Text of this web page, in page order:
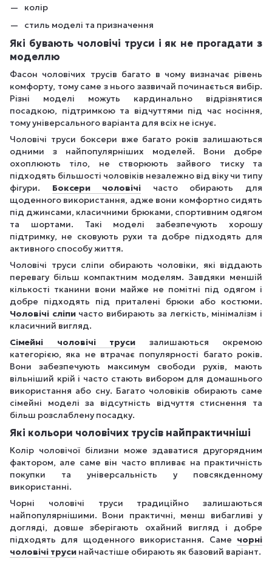
колір
стиль моделі та призначення
Які бувають чоловічі труси і як не прогадати з
моделлю
Фасон чоловічих трусів багато в чому визначає рівень
комфорту, тому саме з нього зазвичай починається вибір.
Різні моделі можуть кардинально відрізнятися
посадкою, підтримкою та відчуттями під час носіння,
тому універсального варіанта для всіх не існує.
Чоловічі труси боксери вже багато років залишаються
одними з найпопулярніших моделей. Вони добре
охоплюють тіло, не створюють зайвого тиску та
підходять більшості чоловіків незалежно від віку чи типу
фігури. Боксери чоловічі часто обирають для
щоденного використання, адже вони комфортно сидять
під джинсами, класичними брюками, спортивним одягом
та шортами. Такі моделі забезпечують хорошу
підтримку, не сковують рухи та добре підходять для
активного способу життя.
Чоловічі труси сліпи обирають чоловіки, які віддають
перевагу більш компактним моделям. Завдяки меншій
кількості тканини вони майже не помітні під одягом і
добре підходять під приталені брюки або костюми.
Чоловічі сліпичасто вибирають за легкість, мінімалізм і
класичний вигляд.
Сімейні чоловічі труси залишаються окремою
категорією, яка не втрачає популярності багато років.
Вони забезпечують максимум свободи рухів, мають
вільніший крій і часто стають вибором для домашнього
використання або сну. Багато чоловіків обирають саме
сімейні моделі за відсутність відчуття стиснення та
більш розслаблену посадку.
Які кольори чоловічих трусів найпрактичніші
Колір чоловічої білизни може здаватися другорядним
фактором, але саме він часто впливає на практичність
покупки та універсальність у повсякденному
використанні.
Чорні чоловічі труси традиційно залишаються
найпопулярнішими. Вони практичні, менш вибагливі у
догляді, довше зберігають охайний вигляд і добре
підходять для щоденного використання. Саме чорні
чоловічі труси найчастіше обирають як базовий варіант.